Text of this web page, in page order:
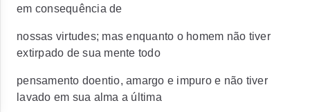
em consequência de
nossas virtudes; mas enquanto o homem não tiver
extirpado de sua mente todo
pensamento doentio, amargo e impuro e não tiver
lavado em sua alma a última